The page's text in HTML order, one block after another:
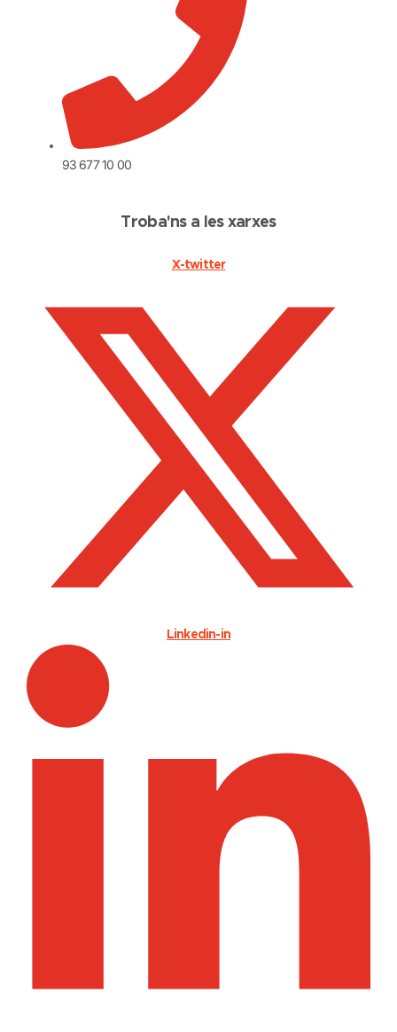
93 677 10 00
Troba'ns a les xarxes
X-twitter
Linkedin-in